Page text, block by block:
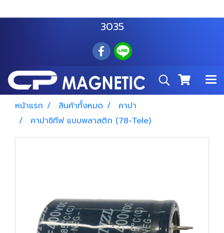
3035
หน้าแรก สินค้าทั้งหมด
คาปา
คาปาซิทีฟ แบบพลาสติก (78-Tele)